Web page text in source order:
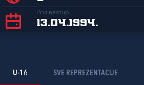
Prvi nastup
13.04.1994.
U-16 SVE REPREZENTACIJE